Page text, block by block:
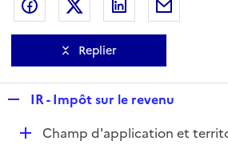
Partager sur Facebook
Partager sur Twitter
Partager sur
Replier
p
IR - Impôt sur le revenu
DChamp d'application et